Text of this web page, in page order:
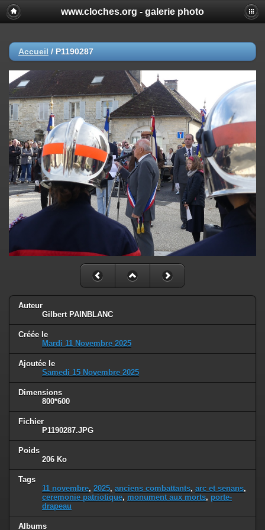
www.cloches.org - galerie photo
Accueil / P1190287
Auteur
Gilbert PAINBLANC
Créée le
Mardi 11 Novembre 2025
Ajoutée le
Samedi 15 Novembre 2025
Dimensions
800*600
Fichier
P1190287.JPG
Poids
206 Ko
Tags
11 novembre, 2025, anciens combattants, arc et senans,
ceremonie patriotique, monument aux morts, porte-
drapeau
Albums